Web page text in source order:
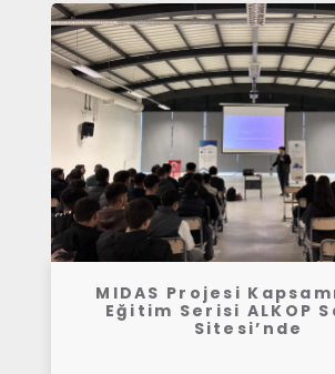
MIDAS Projesi
Eğitim Serisi ALKOP
Sitesi’nde